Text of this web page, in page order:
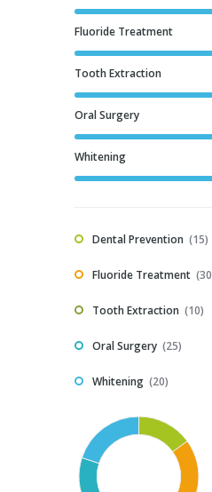
Fluoride Treatment
Tooth Extraction
Oral Surgery
Whitening
Dental Prevention 15
Fluoride Treatment 30
Tooth Extraction 10
Oral Surgery 25
Whitening 20